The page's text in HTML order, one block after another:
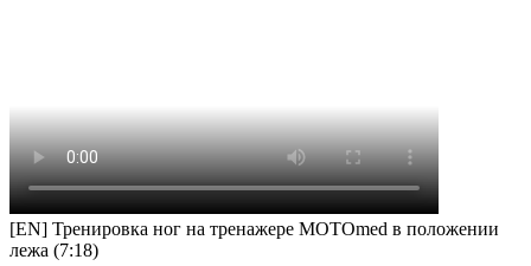
[EN] Тренировка ног на тренажере MOTOmed в положении
лежа (7:18)